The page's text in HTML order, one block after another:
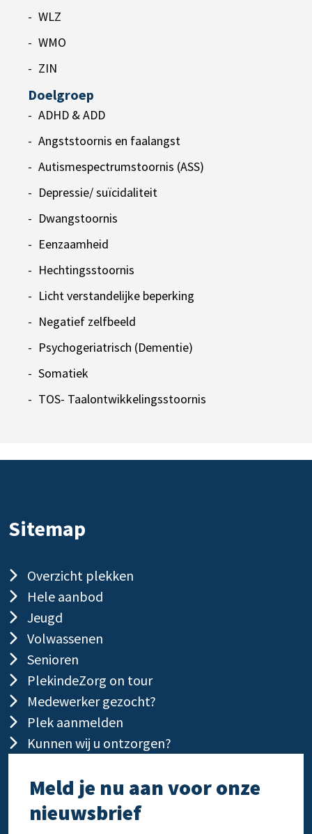
WLZ
WMO
ZIN
Doelgroep
ADHD & ADD
Angststoornis en faalangst
Autismespectrumstoornis (ASS)
Depressie/ suïcidaliteit
Dwangstoornis
Eenzaamheid
Hechtingsstoornis
Licht verstandelijke beperking
Negatief zelfbeeld
Psychogeriatrisch (Dementie)
Somatiek
TOS- Taalontwikkelingsstoornis
Sitemap
Overzicht plekken
Hele aanbod
Jeugd
Volwassenen
Senioren
PlekindeZorg on tour
Medewerker gezocht?
Plek aanmelden
Kunnen wij u ontzorgen?
Meld je nu aan voor onze
nieuwsbrief